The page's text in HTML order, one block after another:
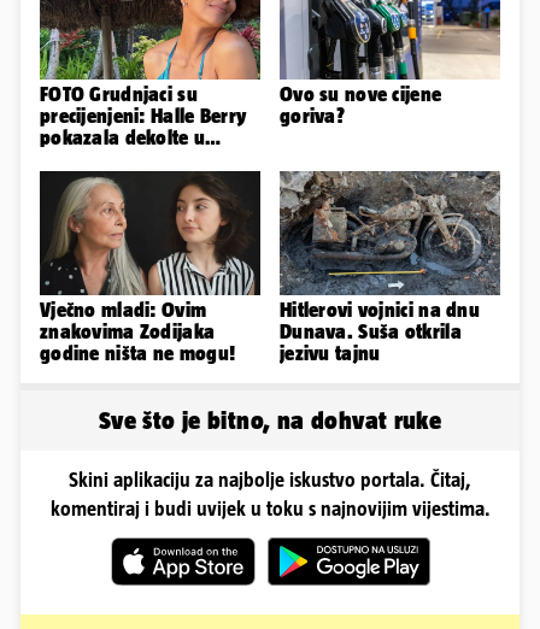
FOTO Grudnjaci su
precijenjeni: Halle Berry
pokazala dekolte u
haljinici
Ovo su nove cijene
goriva?
Vječno mladi: Ovim
znakovima Zodijaka
godine ništa ne mogu!
Hitlerovi vojnici na dnu
Dunava. Suša otkrila
jezivu tajnu
Sve što je bitno, na dohvat ruke
Skini aplikaciju za najbolje iskustvo portala. Čitaj,
komentiraj i budi uvijek u toku s najnovijim vijestima.